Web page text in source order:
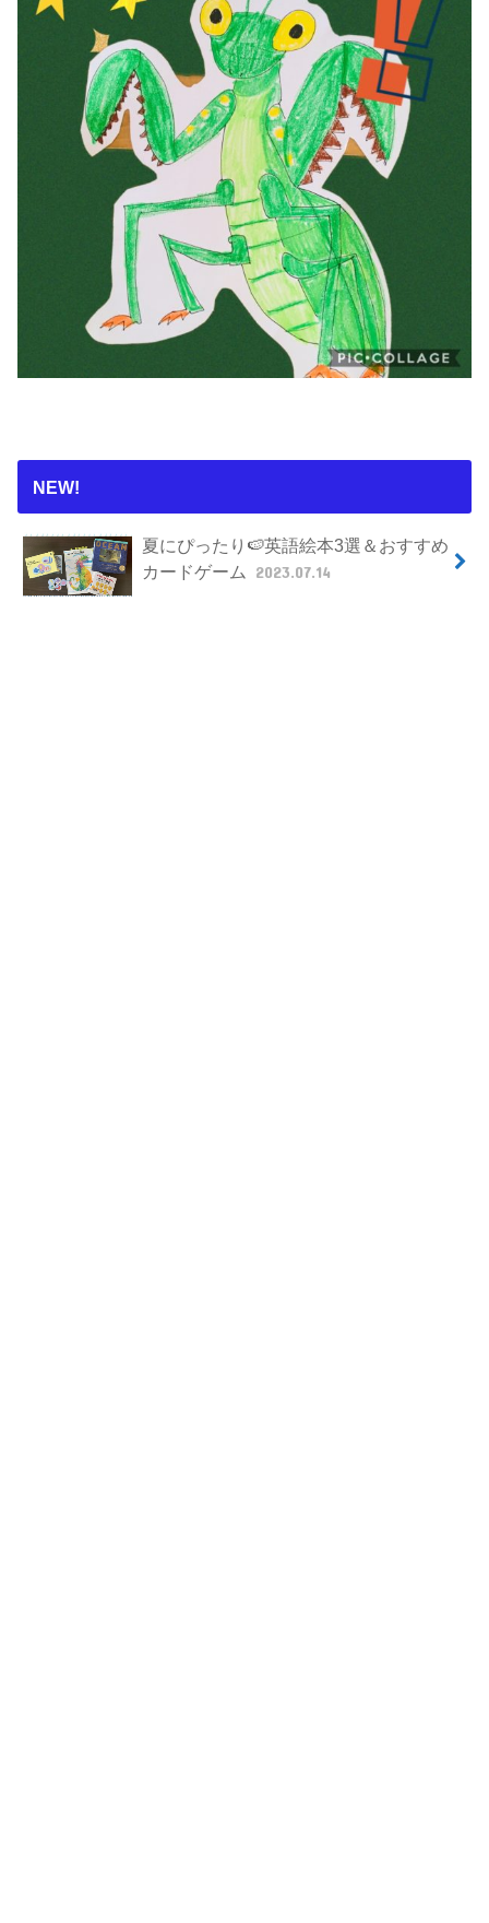
NEW!
夏にぴったり🍉英語絵本3選＆おすすめ
カードゲーム
2023.07.14